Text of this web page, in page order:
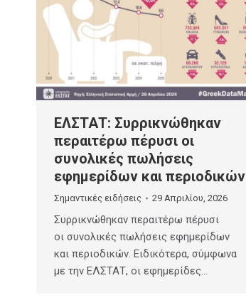
ΕΛΣΤΑΤ: Συρρικνώθηκαν
περαιτέρω πέρυσι οι
συνολικές πωλήσεις
εφημερίδων και περιοδικών
Σημαντικές ειδήσεις 29 Απριλίου, 2026
Συρρικνώθηκαν περαιτέρω πέρυσι
οι συνολικές πωλήσεις εφημερίδων
και περιοδικών. Ειδικότερα, σύμφωνα
με την ΕΛΣΤΑΤ, οι εφημερίδες…